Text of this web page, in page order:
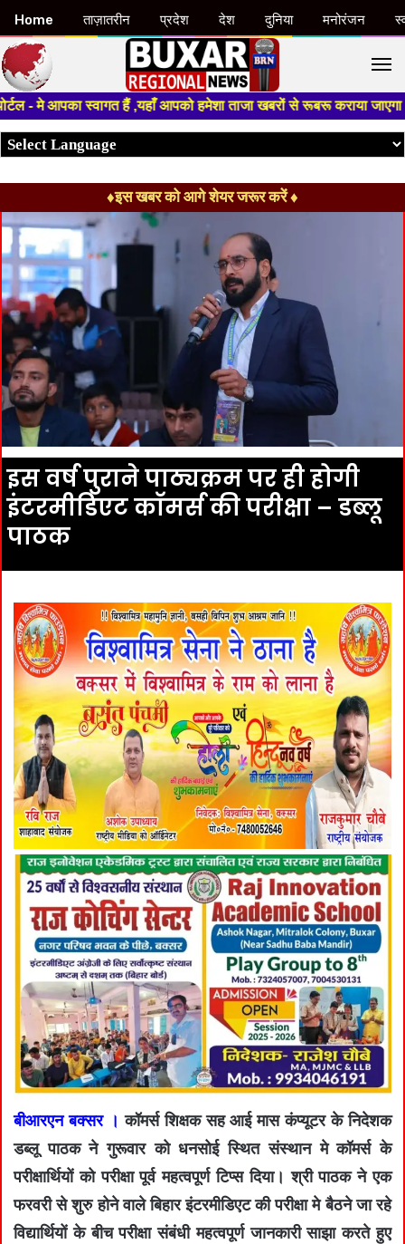
स्वागत हैं ,यहाँ आपको हमेशा ताजा खबरों से रूबरू कराया जाएगा , खबर
♦इस खबर को आगे शेयर जरूर करें ♦
इस वर्ष पुराने पाठ्यक्रम पर ही होगी
इंटरमीडिएट काॅमर्स की परीक्षा – डब्लू
पाठक
बीआरएन बक्सर ।कॉमर्स शिक्षक सह आई मास कंप्यूटर के निदेशक
डब्लू पाठक ने गुरूवार को धनसोई स्थित संस्थान मे कॉमर्स के
परीक्षार्थियों को परीक्षा पूर्व महत्वपूर्ण टिप्स दिया। श्री पाठक ने एक
फरवरी से शुरु होने वाले बिहार इंटरमीडिएट की परीक्षा मे बैठने जा रहे
विद्यार्थियों के बीच परीक्षा संबंधी महत्वपूर्ण जानकारी साझा करते हुए
Home ताज़ातरीन प्रदेश देश दुनिया मनोरंजन